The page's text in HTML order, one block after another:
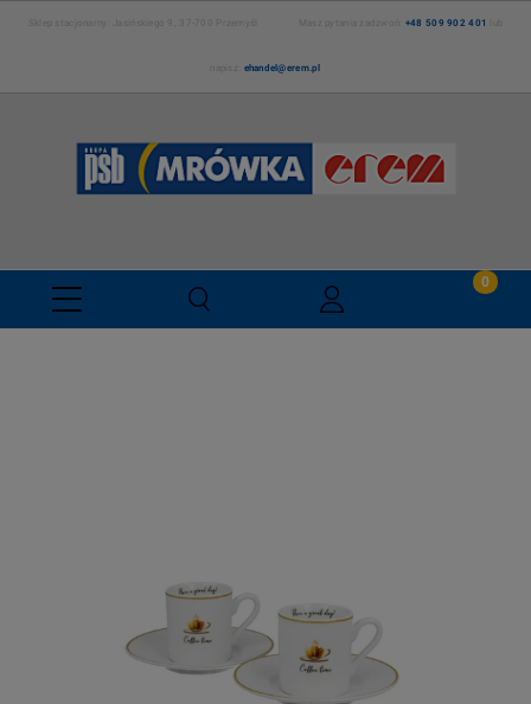
Sklep stacjonarny: Jasińskiego 9, 37-700 Przemyśl Masz pytania zadzwoń: +48 509 902 401
ehandel@erem.pl